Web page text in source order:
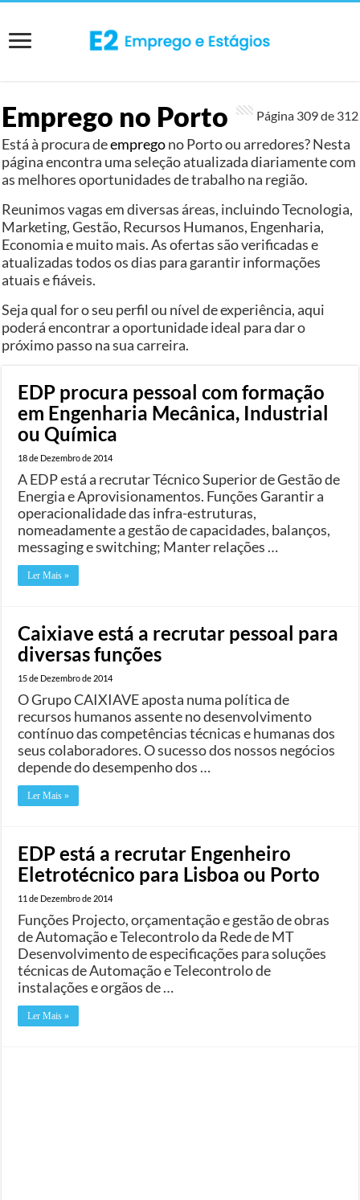
Emprego no Porto Página 309 de 312
Está à procura deempregono Porto ou arredores? Nesta
página encontra uma seleção atualizada diariamente com
as melhores oportunidades de trabalho na região.
Reunimos vagas em diversas áreas, incluindo Tecnologia,
Marketing, Gestão, Recursos Humanos, Engenharia,
Economia e muito mais. As ofertas são verificadas e
atualizadas todos os dias para garantir informações
atuais e fiáveis.
Seja qual for o seu perfil ou nível de experiência, aqui
poderá encontrar a oportunidade ideal para dar o
próximo passo na sua carreira.
EDP procura pessoal com formação
em Engenharia Mecânica, Industrial
ou Química
18 de Dezembro de 2014
A EDP está a recrutar Técnico Superior de Gestão de
Energia e Aprovisionamentos. Funções Garantir a
operacionalidade das infra-estruturas,
nomeadamente a gestão de capacidades, balanços,
messaging e switching; Manter relações …
Ler Mais »
Caixiave está a recrutar pessoal para
diversas funções
15 de Dezembro de 2014
O Grupo CAIXIAVE aposta numa política de
recursos humanos assente no desenvolvimento
contínuo das competências técnicas e humanas dos
seus colaboradores. O sucesso dos nossos negócios
depende do desempenho dos …
Ler Mais »
EDP está a recrutar Engenheiro
Eletrotécnico para Lisboa ou Porto
11 de Dezembro de 2014
Funções Projecto, orçamentação e gestão de obras
de Automação e Telecontrolo da Rede de MT
Desenvolvimento de especificações para soluções
técnicas de Automação e Telecontrolo de
instalações e orgãos de …
Ler Mais »